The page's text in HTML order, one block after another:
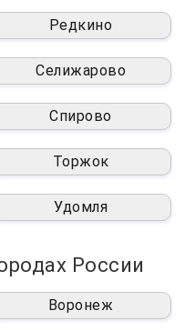
Редкино
Селижарово
Спирово
Торжок
Удомля
России
Воронеж